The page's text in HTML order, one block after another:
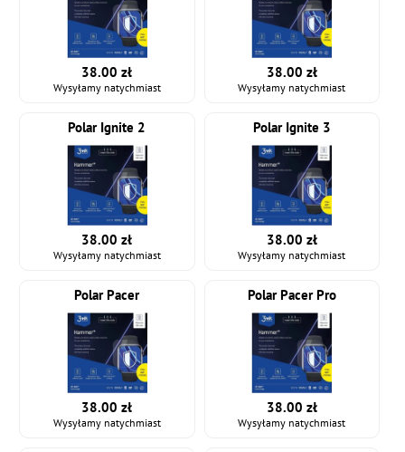
38.00 zł
Wysyłamy natychmiast
38.00 zł
Wysyłamy natychmiast
Polar Ignite 2
38.00 zł
Wysyłamy natychmiast
Polar Ignite 3
38.00 zł
Wysyłamy natychmiast
Polar Pacer
38.00 zł
Wysyłamy natychmiast
Polar Pacer Pro
38.00 zł
Wysyłamy natychmiast